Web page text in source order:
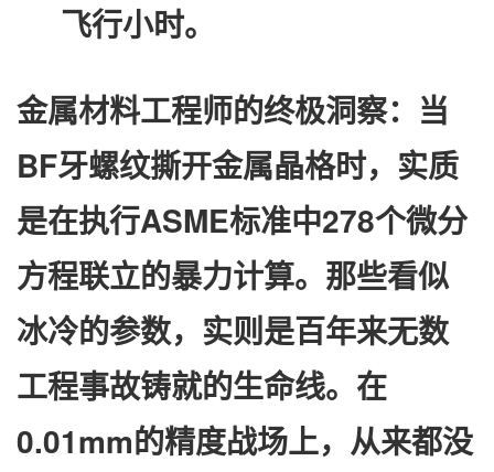
飞行小时。
金属材料工程师的终极洞察：当
BF牙螺纹撕开金属晶格时，实质
是在执行ASME标准中278个微分
方程联立的暴力计算。那些看似
冰冷的参数，实则是百年来无数
工程事故铸就的生命线。在
0.01mm的精度战场上，从来都没